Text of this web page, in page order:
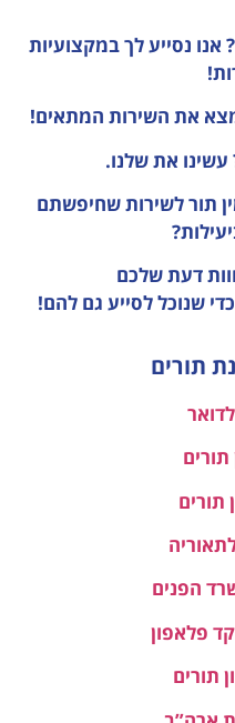
אנו נסייע לך במקצועיות
את השירות המתאים!
את שלנו.
תור לשירות שחיפשתם
דעתשלכם
שנוכל לסייע גם להם!
תורים
תורים
תורים
הפנים
פלאפון
תורים